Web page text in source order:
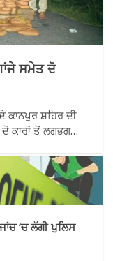
ਸਮੇਤ ਦੋ
ਸ਼ਹਿਰ ਦੀ
ਕਾਰਾਂ ਤੋਂ ਲਗਭਗ
ਅਤੇ ਇਸਨੂੰ ਚਿੱਤਰਕੂਟ
’ਚ ਲੱਗੀ ਪੁਲਿਸ